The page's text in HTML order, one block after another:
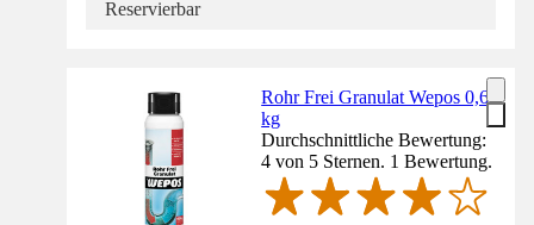
Reservierbar
Rohr Frei Granulat Wepos 0,6
kg
Durchschnittliche Bewertung:
4 von 5 Sternen. 1 Bewertung.